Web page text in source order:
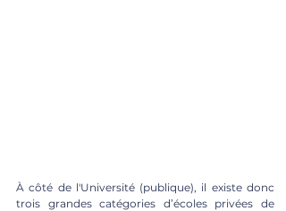
À côté de l'Université (publique), il existe donc
trois grandes catégories d’écoles privées de